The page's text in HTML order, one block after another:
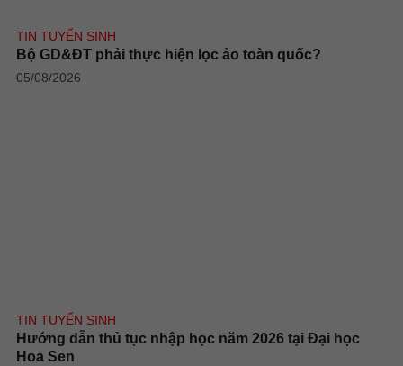
TIN TUYỂN SINH
Bộ GD&ĐT phải thực hiện lọc ảo toàn quốc?
05/08/2026
TIN TUYỂN SINH
Hướng dẫn thủ tục nhập học năm 2026 tại Đại học
Hoa Sen